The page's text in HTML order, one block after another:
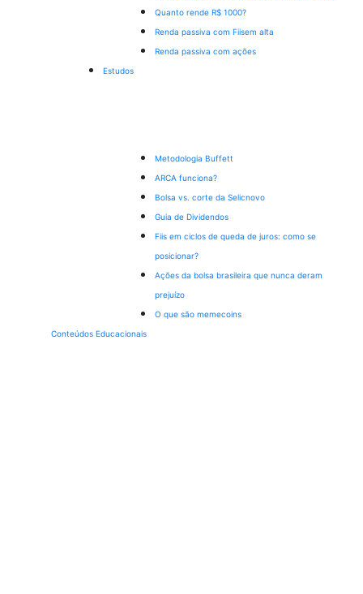
Quanto rende R$ 1000?
Renda passiva com Fiisem alta
Renda passiva com ações
Estudos
Metodologia Buffett
ARCA funciona?
Bolsa vs. corte da Selicnovo
Guia de Dividendos
Fiis em ciclos de queda de juros: como se
posicionar?
Ações da bolsa brasileira que nunca deram
prejuízo
O que são memecoins
Conteúdos Educacionais